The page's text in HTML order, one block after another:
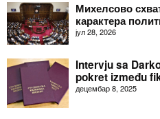
Михелсово
карактера
јул 28, 2026
Intervju sa
pokret između
децембар 8, 2025